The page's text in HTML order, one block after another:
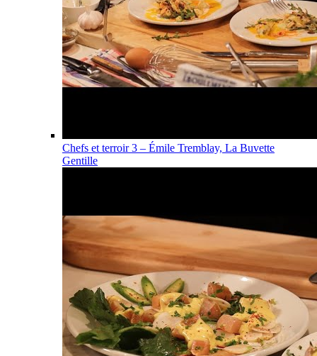
Chefs et terroir 3 – Émile Tremblay, La Buvette
Gentille